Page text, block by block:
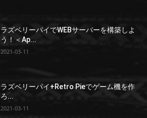
ラズベリーパイでWEBサーバーを構築しよ
う！＜Ap...
2021-03-11
ラズベリーパイ+Retro Pieでゲーム機を作
ろ...
2021-03-11